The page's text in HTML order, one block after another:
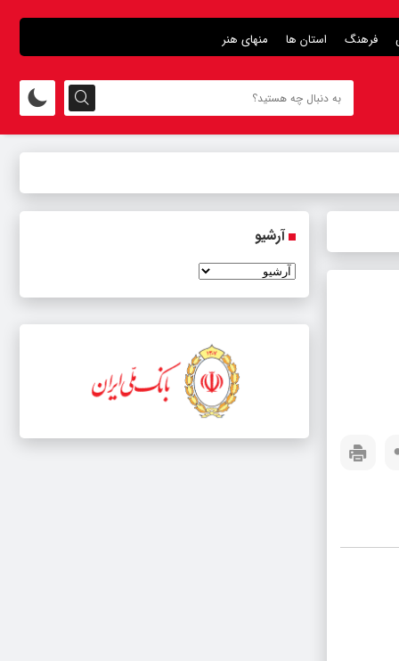
فرهنگ استان ها منهای هنر
آرشیو